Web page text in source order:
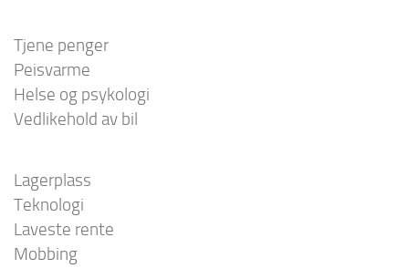
Tjene penger
Peisvarme
Helse og psykologi
Vedlikehold av bil
Lagerplass
Teknologi
Laveste rente
Mobbing